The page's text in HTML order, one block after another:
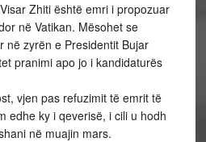
Zhiti është emri i propozuar
në Vatikan. Mësohet se
në zyrën e Presidentit Bujar
pranimi apo jo i kandidaturës
vjen pas refuzimit të emrit të
edhe ky i qeverisë, i cili u hodh
në muajin mars.